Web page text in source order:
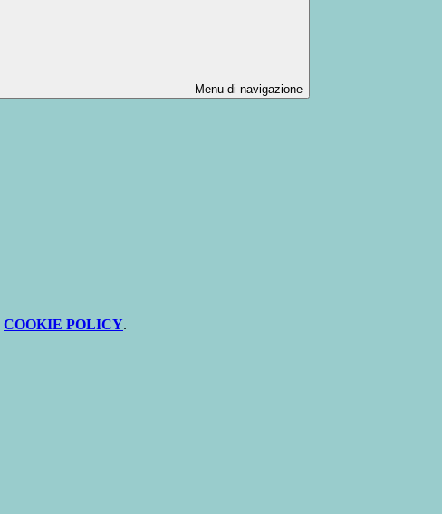
Menu di navigazione
COOKIE POLICY.